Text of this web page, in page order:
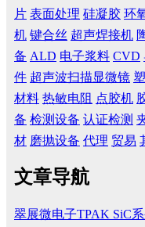
片 表面处理 硅凝胶 环
机 键合丝 超声焊接机
备 ALD 电子浆料 CVD
件 超声波扫描显微镜
材料 热敏电阻 点胶机
备 检测设备 认证检测
材 磨抛设备 代理 贸易
文章导航
翠展微电子TPAK SiC